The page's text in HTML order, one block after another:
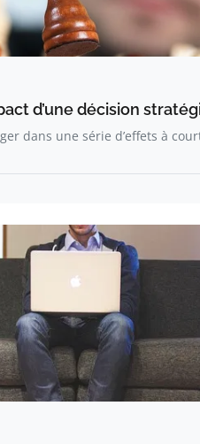
d’une décision
dans une série d’effets à